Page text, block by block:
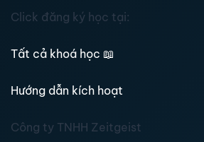
Click đăng ký học tại:
Tất cả khoá học 📖
Hướng dẫn kích hoạt
Công ty TNHH Zeitgeist